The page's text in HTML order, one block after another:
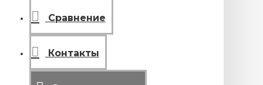
Сравнение
Контакты